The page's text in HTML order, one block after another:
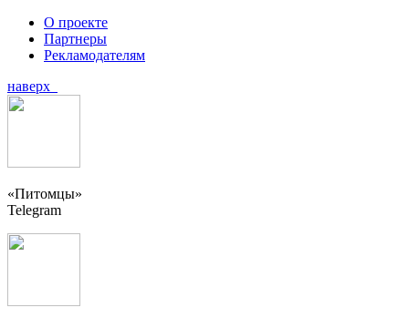
О проекте
Партнеры
Рекламодателям
наверх
«Питомцы»
Telegram